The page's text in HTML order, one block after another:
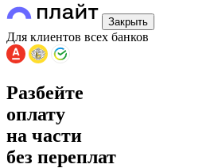
Закрыть
Для клиентов всех банков
Разбейте
оплату
на части
без переплат